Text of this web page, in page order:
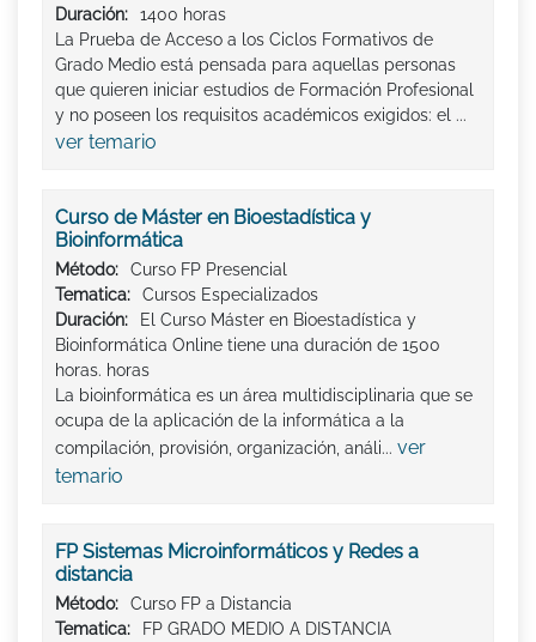
Duración:
1400 horas
La Prueba de Acceso a los Ciclos Formativos de
Grado Medio está pensada para aquellas personas
que quieren iniciar estudios de Formación Profesional
y no poseen los requisitos académicos exigidos: el ...
ver temario
Curso de Máster en Bioestadística y
Bioinformática
Método:
Curso FP Presencial
Tematica:
Cursos Especializados
Duración:
El Curso Máster en Bioestadística y
Bioinformática Online tiene una duración de 1500
horas. horas
La bioinformática es un área multidisciplinaria que se
ocupa de la aplicación de la informática a la
compilación, provisión, organización, análi... ver
temario
FP Sistemas Microinformáticos y Redes a
distancia
Método:
Curso FP a Distancia
Tematica:
FP GRADO MEDIO A DISTANCIA